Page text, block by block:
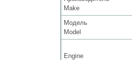
Make
Модель
Model
Engine